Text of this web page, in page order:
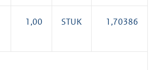
1,00 STUK 1,70386